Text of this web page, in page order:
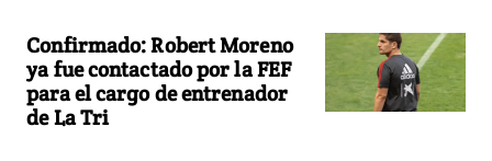
Confirmado: Robert Moreno
ya fue contactado por la FEF
para el cargo de entrenador
de La Tri